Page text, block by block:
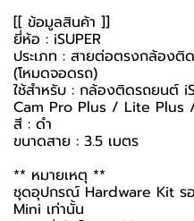
[[ ข้อมูลสินค้า ]]
ยี่ห้อ : iSUPER
ประเภท : สายต่อตรงกล้อง
(โหมดจอดรถ)
ใช้สำหรับ : กล้องติดรถยนต์
Cam Pro Plus / Lite Plus
สี : ดำ
ขนาดสาย : 3.5 เมตร
** หมายเหตุ **
ชุดอุปกรณ์ Hardware Kit รอ
Mini เท่านั้น